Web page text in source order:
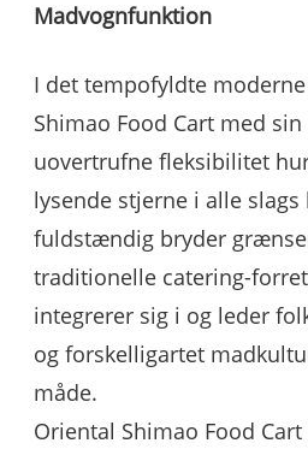
Madvognfunktion
I det tempofyldte
Shimao Food Cart med
uovertrufne fleksibilitet
lysende stjerne i alle
fuldstændig bryder
traditionelle catering-
integrerer sig i og leder
og forskelligartet
måde.
Oriental Shimao Food